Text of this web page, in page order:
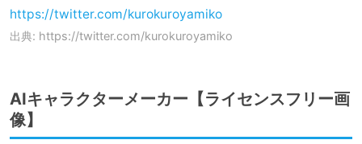
https://twitter.com/kurokuroyamiko
出典: https://twitter.com/kurokuroyamiko
AIキャラクターメーカー【ライセンスフリー画
像】